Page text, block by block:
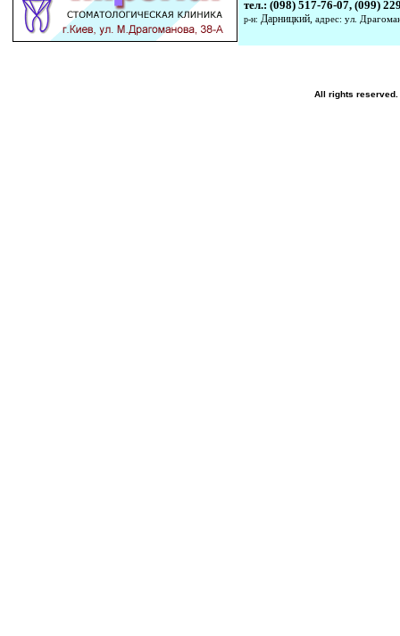
тел.: (098) 517-76-07, (099)
р-н: Дарницкий, адрес: ул.
All rights reserved.